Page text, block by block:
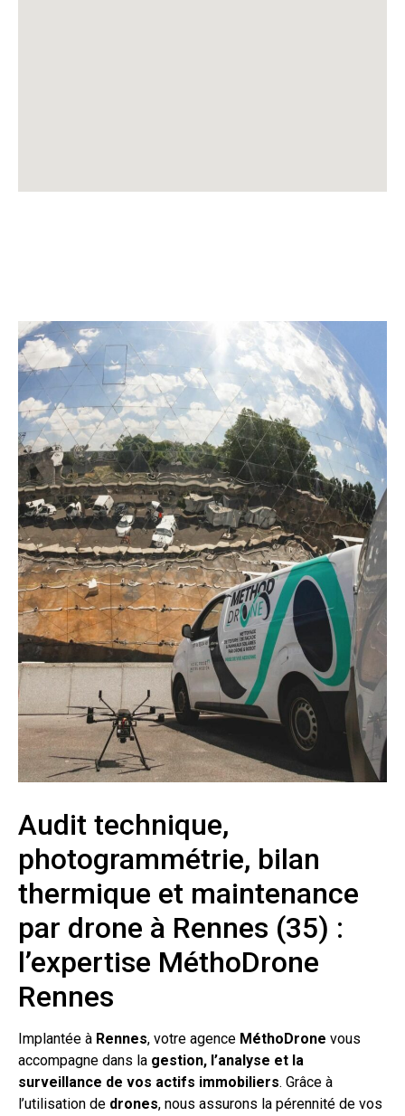
Audit technique,
photogrammétrie, bilan
thermique et maintenance
par drone à Rennes (35) :
l’expertise MéthoDrone
Rennes
Implantée à Rennes, votre agence MéthoDrone vous
accompagne dans la gestion, l’analyse et la
surveillance de vos actifs immobiliers. Grâce à
l’utilisation de drones, nous assurons la pérennité de vos